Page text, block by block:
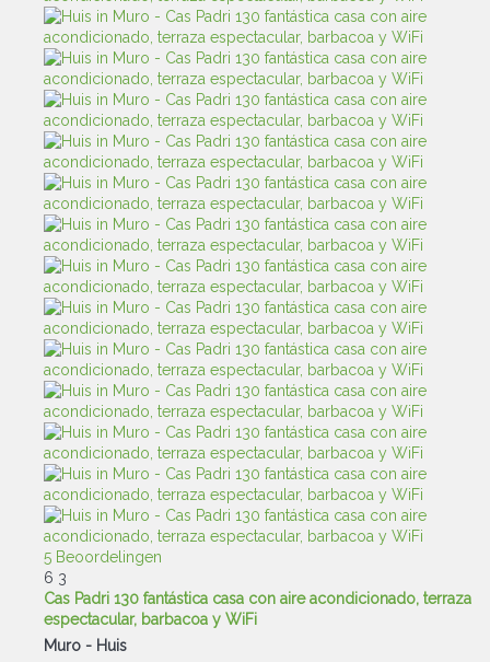
5 Beoordelingen
6 3
Cas Padri 130 fantástica casa con aire acondicionado, terraza
espectacular, barbacoa y WiFi
Muro - Huis